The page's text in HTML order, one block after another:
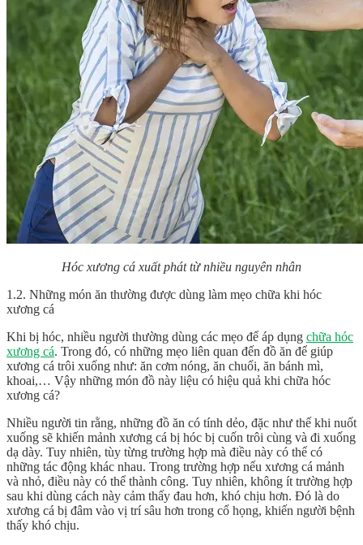
Hóc xương cá xuất phát từ nhiều nguyên nhân
1.2. Những món ăn thường được dùng làm mẹo chữa khi hóc
xương cá
Khi bị hóc, nhiều người thường dùng các mẹo để áp dụng chữa hóc
xương cá. Trong đó, có những mẹo liên quan đến đồ ăn để giúp
xương cá trôi xuống như: ăn cơm nóng, ăn chuối, ăn bánh mì,
khoai,… Vậy những món đồ này liệu có hiệu quả khi chữa hóc
xương cá?
Nhiều người tin rằng, những đồ ăn có tính dẻo, đặc như thế khi nuốt
xuống sẽ khiến mảnh xương cá bị hóc bị cuốn trôi cùng và đi xuống
dạ dày. Tuy nhiên, tùy từng trường hợp mà điều này có thể có
những tác động khác nhau. Trong trường hợp nếu xương cá mảnh
và nhỏ, điều này có thể thành công. Tuy nhiên, không ít trường hợp
sau khi dùng cách này cảm thấy đau hơn, khó chịu hơn. Đó là do
xương cá bị đâm vào vị trí sâu hơn trong cổ họng, khiến người bệnh
thấy khó chịu.